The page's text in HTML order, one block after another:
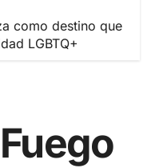
como destino que
LGBTQ+